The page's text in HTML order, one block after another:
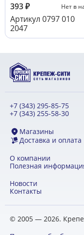
393₽ Нет в
Артикул 0797 010
2047
+7 (343) 295-85-75
+7 (343) 255-58-30
Магазины
Доставка и оплата
О компании
Полезная
Новости
Контакты
© 2005 — 2026.